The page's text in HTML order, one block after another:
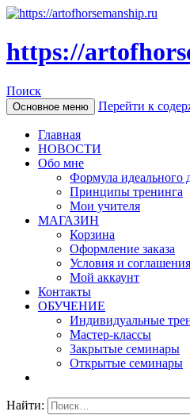
https://
Поиск
Основное меню Перейти к
Главная
НОВОСТИ
Обо мне
Формула идеального
Принципы тренинга
Мои учителя
МАГАЗИН
Корзина
Оформление заказа
Условия и соглашения
Мой аккаунт
Контакты
ОБУЧЕНИЕ
Индивидуальные
Мастер-классы
Закрытые семинары
Открытые семинары
Найти: